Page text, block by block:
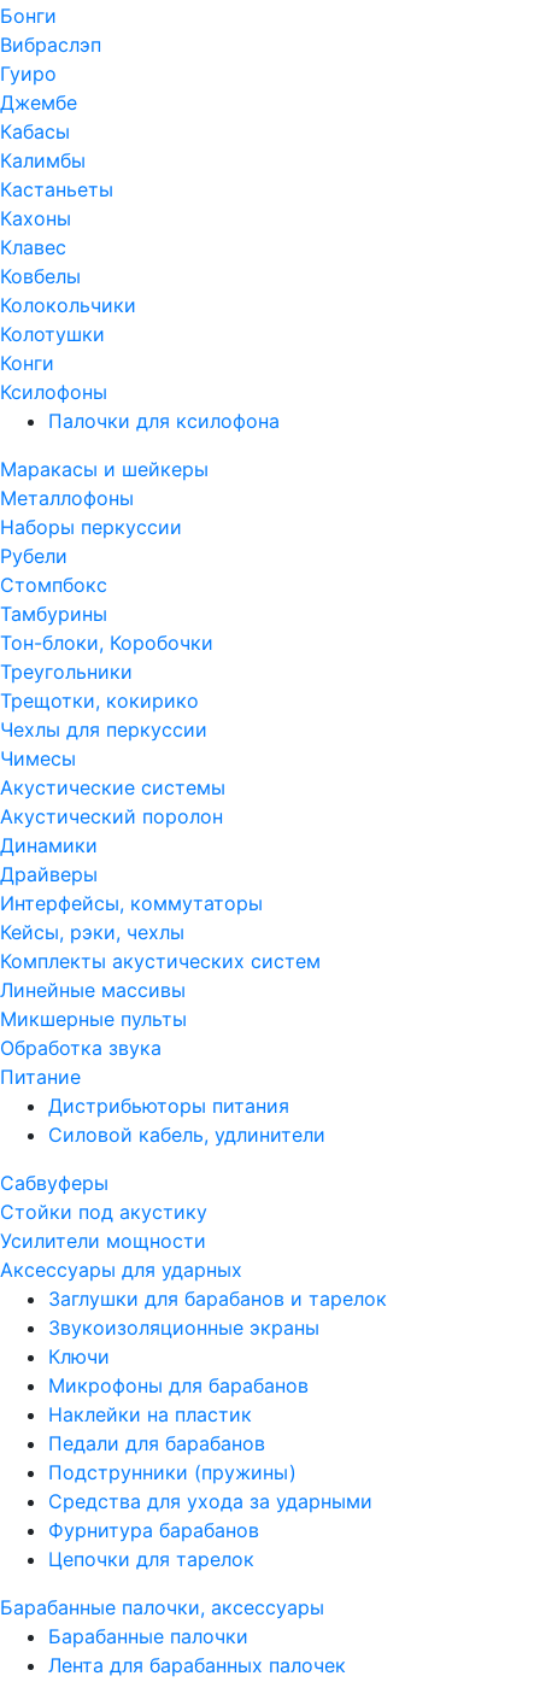
Бонги
Вибраслэп
Гуиро
Джембе
Кабасы
Калимбы
Кастаньеты
Кахоны
Клавес
Ковбелы
Колокольчики
Колотушки
Конги
Ксилофоны
Палочки для ксилофона
Маракасы и шейкеры
Металлофоны
Наборы перкуссии
Рубели
Стомпбокс
Тамбурины
Тон-блоки, Коробочки
Треугольники
Трещотки, кокирико
Чехлы для перкуссии
Чимесы
Акустические системы
Акустический поролон
Динамики
Драйверы
Интерфейсы, коммутаторы
Кейсы, рэки, чехлы
Комплекты акустических систем
Линейные массивы
Микшерные пульты
Обработка звука
Питание
Дистрибьюторы питания
Силовой кабель, удлинители
Сабвуферы
Стойки под акустику
Усилители мощности
Аксессуары для ударных
Заглушки для барабанов и тарелок
Звукоизоляционные экраны
Ключи
Микрофоны для барабанов
Наклейки на пластик
Педали для барабанов
Подструнники (пружины)
Средства для ухода за ударными
Фурнитура барабанов
Цепочки для тарелок
Барабанные палочки, аксессуары
Барабанные палочки
Лента для барабанных палочек